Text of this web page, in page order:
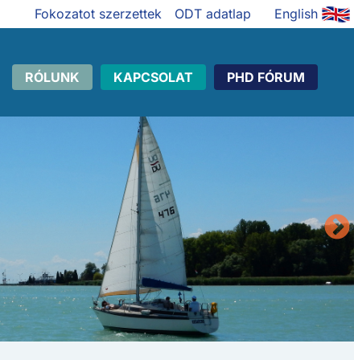
Fokozatot szerzettek ODT adatlap English
RÓLUNK KAPCSOLAT PHD FÓRUM